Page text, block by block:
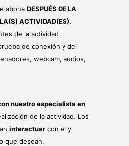
abona DESPUÉS DE LA
ACTIVIDAD(ES).
de la actividad
de conexión y del
webcam, audios,
nuestro especialista en
de la actividad. Los
interactuar con el y
que desean.